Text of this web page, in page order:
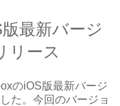
最新バージ
リース
のiOS版最新バージ
た。今回のバージョ